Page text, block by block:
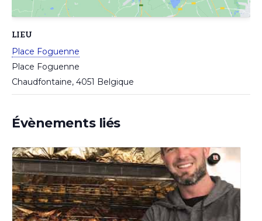
LIEU
Place Foguenne
Place Foguenne
Chaudfontaine, 4051 Belgique
Évènements liés